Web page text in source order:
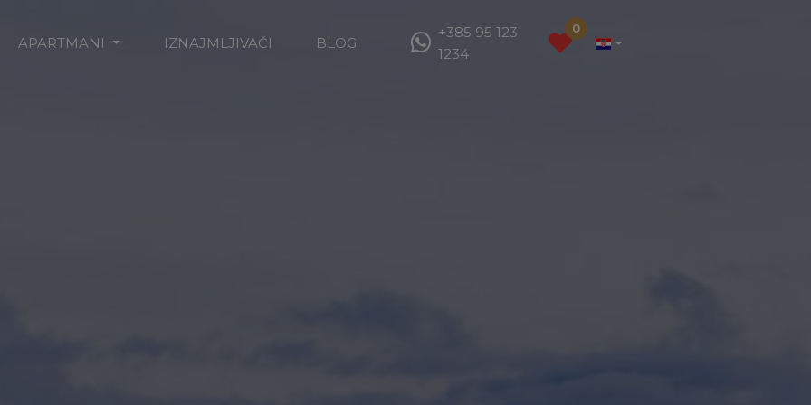
APARTMANI IZNAJMLJIVAČI BLOG
+385 95 123
1234
0